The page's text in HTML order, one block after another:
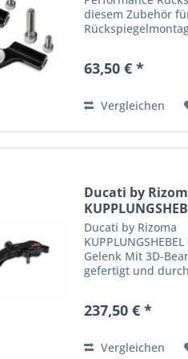
diesem Zubehör
Rizoma auf einen
Eloxierung,...
63,50 € *
Vergleichen
Ducati by
einstellbar mit...
Ducati by Rizoma
Gelenk Mit 3D-
gefertigt und
geringere
Aerodynamik...
237,50 € *
Vergleichen